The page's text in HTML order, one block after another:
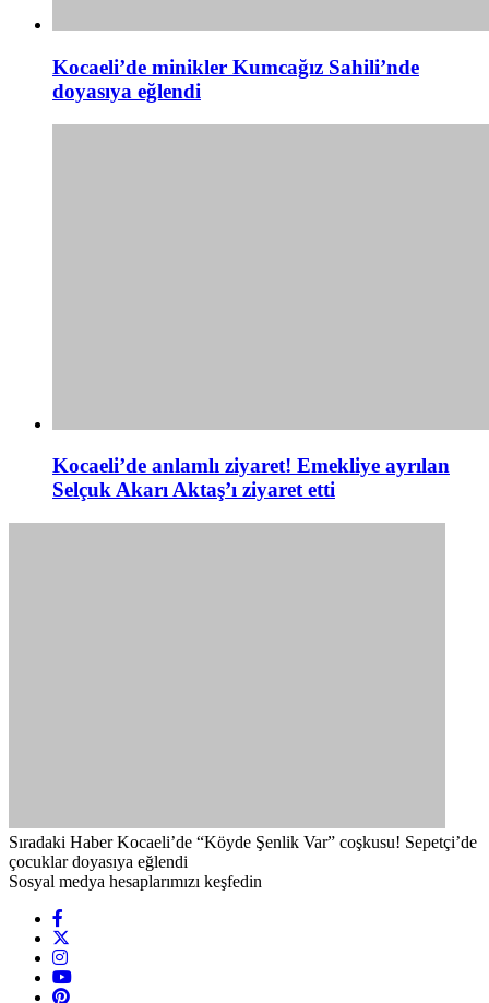
Kocaeli’de minikler Kumcağız Sahili’nde
doyasıya eğlendi
Kocaeli’de anlamlı ziyaret! Emekliye ayrılan
Selçuk Akarı Aktaş’ı ziyaret etti
Sıradaki Haber Kocaeli’de “Köyde Şenlik Var” coşkusu! Sepetçi’de
çocuklar doyasıya eğlendi
Sosyal medya hesaplarımızı keşfedin